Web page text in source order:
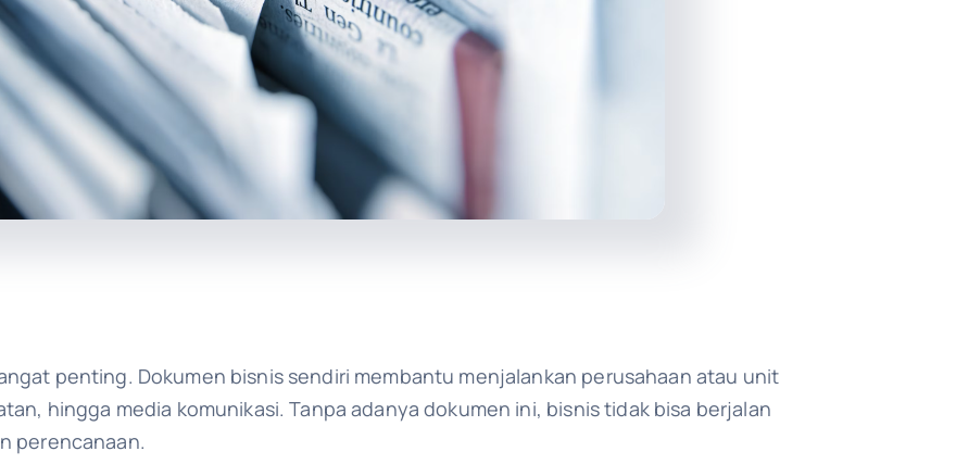
penting. Dokumen bisnis sendiri membantu menjalankan perusahaan atau unit
hingga media komunikasi. Tanpa adanya dokumen ini, bisnis tidak bisa berjalan
perencanaan.